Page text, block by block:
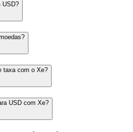
USD?
taxa com o Xe?
USD com Xe?